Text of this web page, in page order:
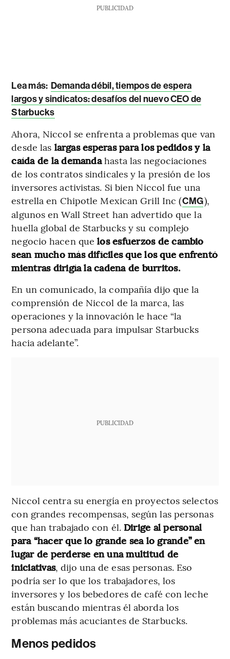
PUBLICIDAD
Lea más: Demanda débil, tiempos de espera
largos y sindicatos: desafíos del nuevo CEO de
Starbucks
Ahora, Niccol se enfrenta a problemas que van
desde las largas esperas para los pedidos y la
caída de la demandahasta las negociaciones
de los contratos sindicales y la presión de los
inversores activistas. Si bien Niccol fue una
estrella en Chipotle Mexican Grill Inc (CMG),
algunos en Wall Street han advertido que la
huella global de Starbucks y su complejo
negocio hacen quelos esfuerzos de cambio
sean mucho más difíciles que los que enfrentó
mientras dirigía la cadena de burritos.
En un comunicado, la compañía dijo que la
comprensión de Niccol de la marca, las
operaciones y la innovación le hace “la
persona adecuada para impulsar Starbucks
hacia adelante”.
PUBLICIDAD
Niccol centra su energía en proyectos selectos
con grandes recompensas, según las personas
que han trabajado con él. Dirige al personal
para “hacer que lo grande sea lo grande” en
lugar de perderse en una multitud de
iniciativas, dijo una de esas personas. Eso
podría ser lo que los trabajadores, los
inversores y los bebedores de café con leche
están buscando mientras él aborda los
problemas más acuciantes de Starbucks.
Menos pedidos